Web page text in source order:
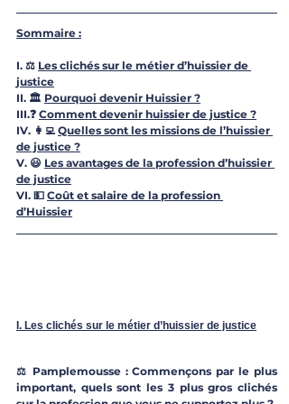
Sommaire :
I. ⚖️ Les clichés sur le métier d’huissier de
justice
II. 🏛 Pourquoi devenir Huissier ?
III.❓ Comment devenir huissier de justice ?
IV. 👩‍💻 Quelles sont les missions de l’huissier
de justice ?
V. 😃 Les avantages de la profession d’huissier
de justice
VI. 💵 Coût et salaire de la profession
d’Huissier
I. Les clichés sur le métier d’huissier de justice
⚖️ Pamplemousse : Commençons par le plus
important, quels sont les 3 plus gros clichés